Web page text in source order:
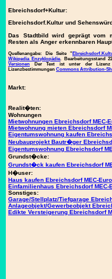
Ebreichsdorf+Kultur:
Ebreichsdorf.Kultur und
Das Stadtbild wird geprägt vom
Resten als Anger erkennbaren
Quellenangabe: Die Seite "
Wikipedia Enzyklopädie. Bearbeitungsstand
Versionen Der Text ist unter der Lizenz
Lizenzbestimmungen Commons Attribution-
Markt:
Realit�ten:
Wohnungen
Mietwohnungen Ebreichsdorf MEC-
Mietwohnung mieten Ebreichsdorf
Eigentumswohnung kaufen
Neubauprojekt Bautr�ger
Eigentumswohnung Ebreichsdorf
Grundst�cke:
Grundst�ck kaufen Ebreichsdorf
H�user:
Haus kaufen Ebreichsdorf MEC-
Einfamilienhaus Ebreichsdorf MEC-
Sonstiges:
Garage/Stellplatz/Tiefgarage
Anlageobjekt/Gewerbeobjekt
Edikte Versteigerung Ebreichsdorf